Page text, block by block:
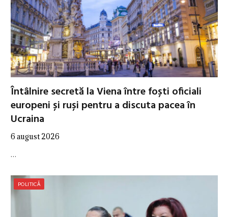
Întâlnire secretă la Viena între foști oficiali
europeni și ruși pentru a discuta pacea în
Ucraina
6 august 2026
…
POLITICĂ